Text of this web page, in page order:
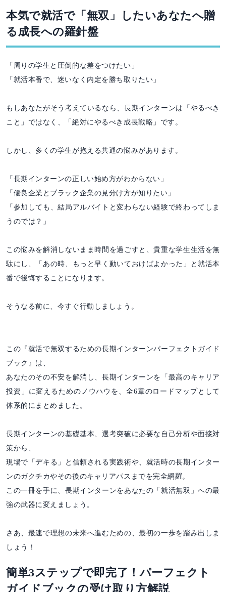
本気で就活で「無双」したいあなたへ贈
る成長への羅針盤
「周りの学生と圧倒的な差をつけたい」
「就活本番で、迷いなく内定を勝ち取りたい」
もしあなたがそう考えているなら、長期インターンは「やるべき
こと」ではなく、「絶対にやるべき成長戦略」です。
しかし、多くの学生が抱える共通の悩みがあります。
「長期インターンの正しい始め方がわからない」
「優良企業とブラック企業の見分け方が知りたい」
「参加しても、結局アルバイトと変わらない経験で終わってしま
うのでは？」
この悩みを解消しないまま時間を過ごすと、貴重な学生生活を無
駄にし、「あの時、もっと早く動いておけばよかった」と就活本
番で後悔することになります。
そうなる前に、今すぐ行動しましょう。
この『就活で無双するための長期インターンパーフェクトガイド
ブック』は、
あなたのその不安を解消し、長期インターンを「最高のキャリア
投資」に変えるためのノウハウを、全6章のロードマップとして
体系的にまとめました。
長期インターンの基礎基本、選考突破に必要な自己分析や面接対
策から、
現場で「デキる」と信頼される実践術や、就活時の長期インター
ンのガクチカやその後のキャリアパスまでを完全網羅。
この一冊を手に、長期インターンをあなたの「就活無双」への最
強の武器に変えましょう。
さあ、最速で理想の未来へ進むための、最初の一歩を踏み出しま
しょう！
簡単3ステップで即完了！パーフェクト
ガイドブックの受け取り方解説